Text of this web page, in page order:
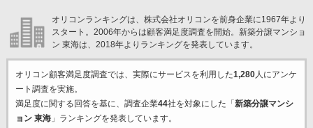
オリコンランキングは、株式会社オリコンを前身企業に1967年より
スタート。2006年からは顧客満足度調査を開始。新築分譲マンショ
ン 東海は、2018年よりランキングを発表しています。
オリコン顧客満足度調査では、実際にサービスを利用した1,280人にアンケ
ート調査を実施。
満足度に関する回答を基に、調査企業44社を対象にした「 新築分譲マンシ
ョン 東海」ランキングを発表しています。